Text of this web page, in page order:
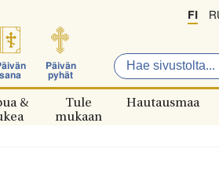
sana
Päivän
pyhät
FI
&
Tule
mukaan
Hautausmaa